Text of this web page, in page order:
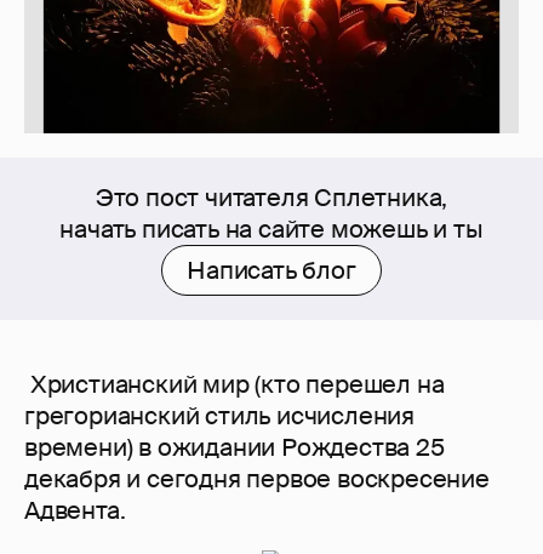
Это пост читателя Сплетника,
начать писать на сайте можешь и ты
Написать блог
Христианский мир (кто перешел на
грегорианский стиль исчисления
времени) в ожидании Рождества 25
декабря и сегодня первое воскресение
Адвента.